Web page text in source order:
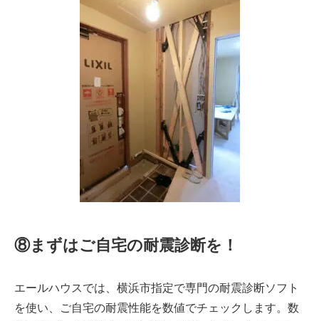
⑧まずはご自宅の耐震診断を！
エールハウスでは、横浜市指定で専門の耐震診断ソフト
を使い、ご自宅の耐震性能を数値でチェックします。数